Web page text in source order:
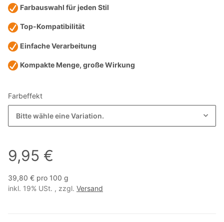
Farbauswahl für jeden Stil
Top-Kompatibilität
Einfache Verarbeitung
Kompakte Menge, große Wirkung
Farbeffekt
Bitte wähle eine Variation.
9,95 €
39,80 € pro 100 g
inkl. 19% USt. , zzgl. Versand